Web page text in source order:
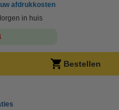
afdrukkosten
in huis
Bestellen